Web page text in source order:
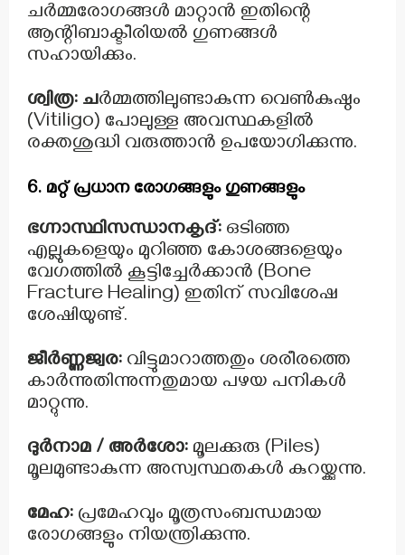
ചർമ്മരോഗങ്ങൾ മാറ്റാൻ ഇതിന്റെ
ആന്റിബാക്ടീരിയൽ ഗുണങ്ങൾ
സഹായിക്കും.
ശ്വിത്ര: ചർമ്മത്തിലുണ്ടാകുന്ന വെൺകുഷ്ഠം
(Vitiligo) പോലുള്ള അവസ്ഥകളിൽ
രക്തശുദ്ധി വരുത്താൻ ഉപയോഗിക്കുന്നു.
6. മറ്റ് പ്രധാന രോഗങ്ങളും ഗുണങ്ങളും
ഭഗ്നാസ്ഥിസന്ധാനകൃദ്: ഒടിഞ്ഞ
എല്ലുകളെയും മുറിഞ്ഞ കോശങ്ങളെയും
വേഗത്തിൽ കൂട്ടിച്ചേർക്കാൻ (Bone
Fracture Healing) ഇതിന് സവിശേഷ
ശേഷിയുണ്ട്.
ജീർണ്ണജ്വര: വിട്ടുമാറാത്തതും ശരീരത്തെ
കാർന്നുതിന്നുന്നതുമായ പഴയ പനികൾ
മാറ്റുന്നു.
ദുർനാമ / അർശോ: മൂലക്കുരു (Piles)
മൂലമുണ്ടാകുന്ന അസ്വസ്ഥതകൾ കുറയ്ക്കുന്നു.
മേഹ: പ്രമേഹവും മൂത്രസംബന്ധമായ
രോഗങ്ങളും നിയന്ത്രിക്കുന്നു.